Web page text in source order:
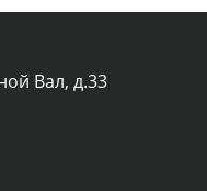
Вал, д.33